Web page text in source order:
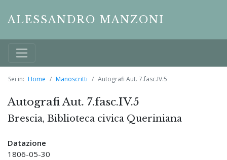
ALESSANDRO MANZONI
Sei in: Home Manoscritti Autografi Aut. 7.fasc.IV.5
Autografi Aut. 7.fasc.IV.5
Brescia, Biblioteca civica Queriniana
Datazione
1806-05-30